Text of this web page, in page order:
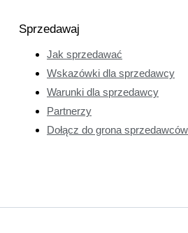
Sprzedawaj
Jak sprzedawać
Wskazówki dla sprzedawcy
Warunki dla sprzedawcy
Partnerzy
Dołącz do grona